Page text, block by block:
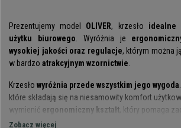
Prezentujemy model OLIVER, krzesło idealne
użytku biurowego . Wyróżnia je
wysokiej jakości oraz regulacje, którym można
w bardzo atrakcyjnym wzornictwie
Krzesło wyróżnia przede wszystkim jego wygoda
które składają się na niesamowity komfort
wymienić ergonomiczny kształt , który pomaga
postawę ciała podczas pracy. Ponadto model
Zobacz więcej